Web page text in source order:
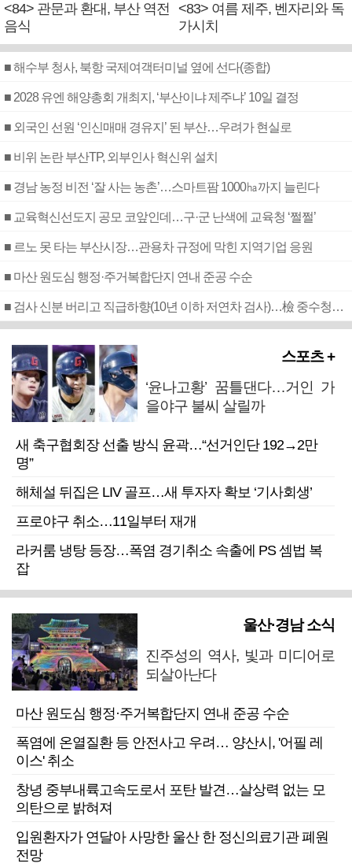
<84> 관문과 환대, 부산 역전
음식
<83> 여름 제주, 벤자리와 독
가시치
■ 해수부 청사, 북항 국제여객터미널 옆에 선다(종합)
■ 2028 유엔 해양총회 개최지, ‘부산이냐 제주냐’ 10일 결정
■ 외국인 선원 ‘인신매매 경유지’ 된 부산…우려가 현실로
■ 비위 논란 부산TP, 외부인사 혁신위 설치
■ 경남 농정 비전 ‘잘 사는 농촌’…스마트팜 1000㏊까지 늘린다
■ 교육혁신선도지 공모 코앞인데…구·군 난색에 교육청 ‘쩔쩔’
■ 르노 못 타는 부산시장…관용차 규정에 막힌 지역기업 응원
■ 마산 원도심 행정·주거복합단지 연내 준공 수순
■ 검사 신분 버리고 직급하향(10년 이하 저연차 검사)…檢 중수청행 기피
스포츠 +
‘윤나고황’ 꿈틀댄다…거인 가
을야구 불씨 살릴까
새 축구협회장 선출 방식 윤곽…“선거인단 192→2만
명”
해체설 뒤집은 LIV 골프…새 투자자 확보 ‘기사회생’
프로야구 취소…11일부터 재개
라커룸 냉탕 등장…폭염 경기취소 속출에 PS 셈법 복
잡
울산·경남 소식
진주성의 역사, 빛과 미디어로
되살아난다
마산 원도심 행정·주거복합단지 연내 준공 수순
폭염에 온열질환 등 안전사고 우려… 양산시, '어필 레
이스' 취소
창녕 중부내륙고속도로서 포탄 발견…살상력 없는 모
의탄으로 밝혀져
입원환자가 연달아 사망한 울산 한 정신의료기관 폐원
전망